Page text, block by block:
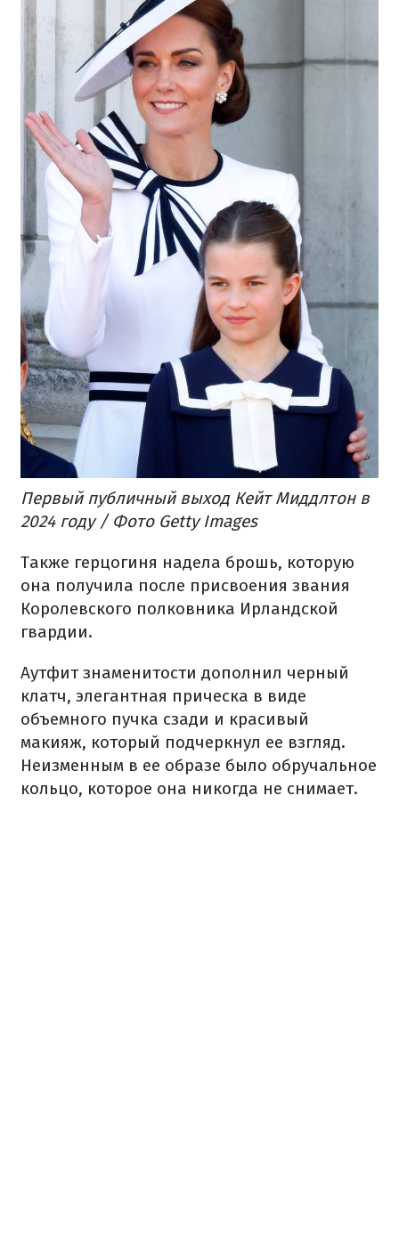
Первый публичный выход Кейт Миддлтон в
2024 году / Фото Getty Images
Также герцогиня надела брошь, которую
она получила после присвоения звания
Королевского полковника Ирландской
гвардии.
Аутфит знаменитости дополнил черный
клатч, элегантная прическа в виде
объемного пучка сзади и красивый
макияж, который подчеркнул ее взгляд.
Неизменным в ее образе было обручальное
кольцо, которое она никогда не снимает.